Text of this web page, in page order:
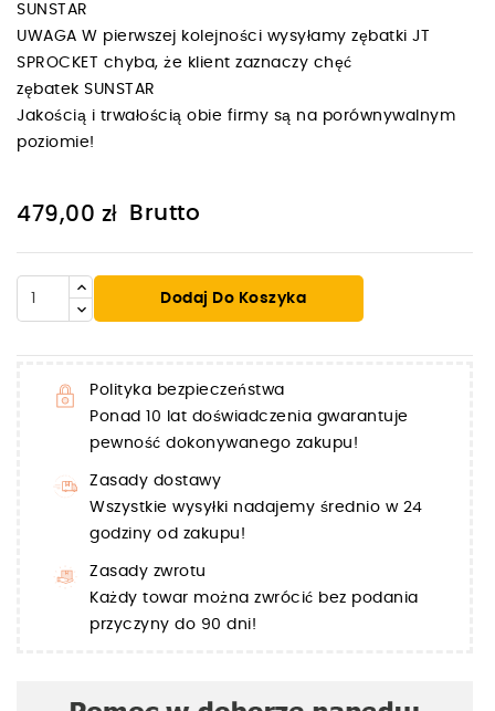
SUNSTAR
UWAGA W pierwszej kolejności wysyłamy zębatki JT
SPROCKET chyba, że klient zaznaczy chęć
zębatek SUNSTAR
Jakością i trwałością obie firmy są na porównywalnym
poziomie!
479,00 zł Brutto
Dodaj Do Koszyka
Polityka bezpieczeństwa
Ponad 10 lat doświadczenia gwarantuje
pewność dokonywanego zakupu!
Zasady dostawy
Wszystkie wysyłki nadajemy średnio w 24
godziny od zakupu!
Zasady zwrotu
Każdy towar można zwrócić bez podania
przyczyny do 90 dni!